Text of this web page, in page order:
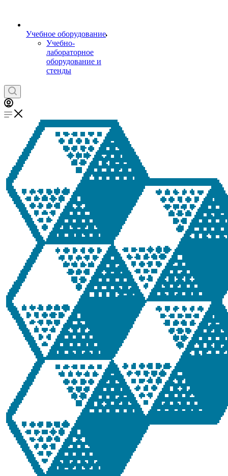
Учебное оборудование
Учебно-
лабораторное
оборудование и
стенды